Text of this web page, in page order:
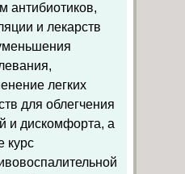
антибиотиков,
и лекарств
легких
для облегчения
и дискомфорта, а
курс